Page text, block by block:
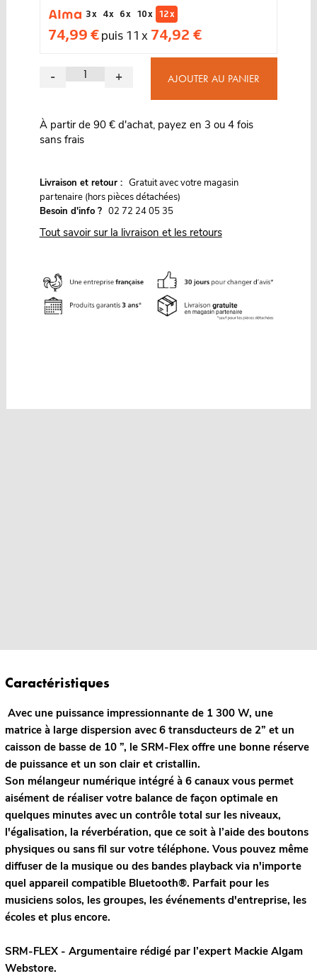
3 x
4 x 6 x 10 x 12 x
74,99 €puis 11 x 74,92 €
- + AJOUTER AU PANIER
À partir de 90 € d'achat, payez en 3 ou 4 fois
sans frais
Livraison et retour : Gratuit avec votre magasin
partenaire (hors pièces détachées)
Besoin d'info ? 02 72 24 05 35
Tout savoir sur la livraison et les retours
Caractéristiques
Avec une puissance impressionnante de 1 300 W, une
matrice à large dispersion avec 6 transducteurs de 2” et un
caisson de basse de 10 ”, le SRM-Flex offre une bonne réserve
de puissance et un son clair et cristallin.
Son mélangeur numérique intégré à 6 canaux vous permet
aisément de réaliser votre balance de façon optimale en
quelques minutes avec un contrôle total sur les niveaux,
l'égalisation, la réverbération, que ce soit à l’aide des boutons
physiques ou sans fil sur votre téléphone. Vous pouvez même
diffuser de la musique ou des bandes playback via n'importe
quel appareil compatible Bluetooth®. Parfait pour les
musiciens solos, les groupes, les événements d'entreprise, les
écoles et plus encore.
SRM-FLEX - Argumentaire rédigé par l’expert MackieAlgam
Webstore.